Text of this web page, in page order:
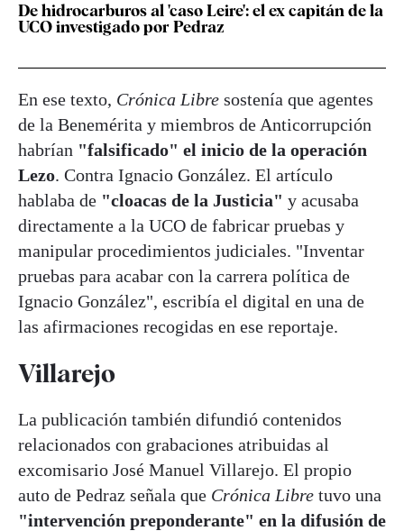
De hidrocarburos al 'caso Leire': el ex capitán de la
UCO investigado por Pedraz
En ese texto, Crónica Libre sostenía que agentes
de la Benemérita y miembros de Anticorrupción
habrían "falsificado" el inicio de la operación
Lezo. Contra Ignacio González. El artículo
hablaba de "cloacas de la Justicia" y acusaba
directamente a la UCO de fabricar pruebas y
manipular procedimientos judiciales. "Inventar
pruebas para acabar con la carrera política de
Ignacio González", escribía el digital en una de
las afirmaciones recogidas en ese reportaje.
Villarejo
La publicación también difundió contenidos
relacionados con grabaciones atribuidas al
excomisario José Manuel Villarejo. El propio
auto de Pedraz señala que Crónica Libre tuvo una
"intervención preponderante" en la difusión de